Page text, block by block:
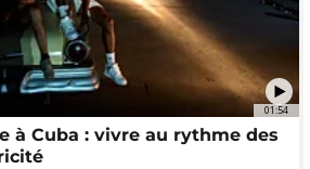
01:54
à Cuba : vivre au rythme des